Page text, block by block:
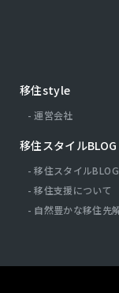
移住style
運営会社
移住スタイルBLOG
移住スタイル
移住支援について
自然豊かな移住先